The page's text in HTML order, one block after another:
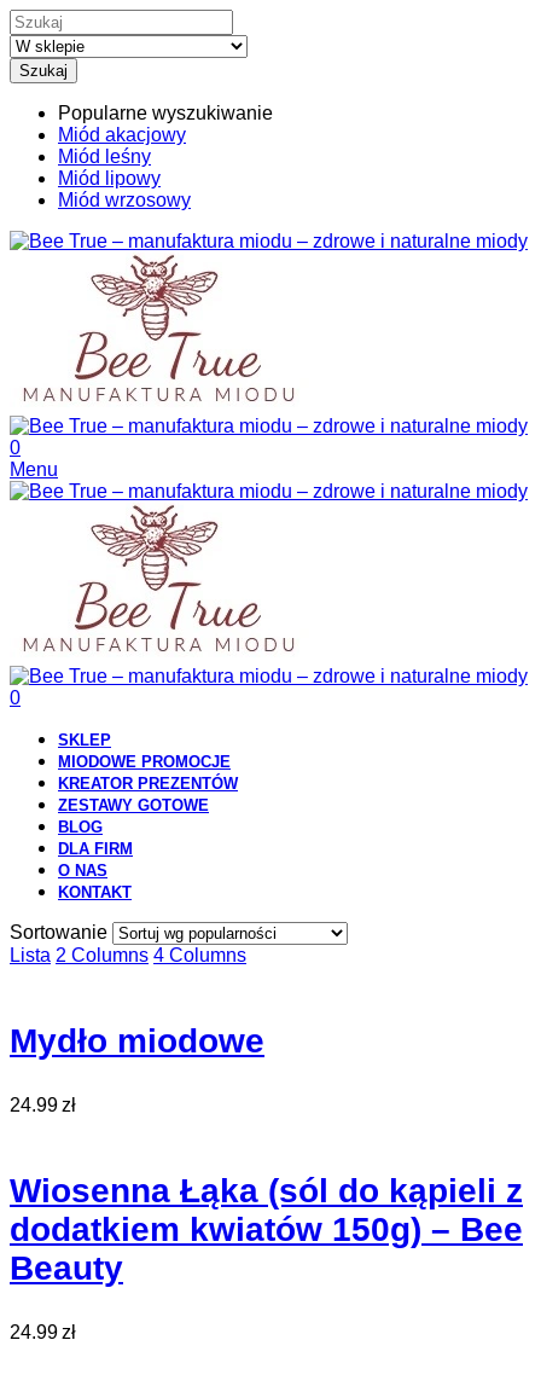
Szukaj
Popularne wyszukiwanie
Miód akacjowy
Miód leśny
Miód lipowy
Miód wrzosowy
0
Menu
0
SKLEP
MIODOWE PROMOCJE
KREATOR PREZENTÓW
ZESTAWY GOTOWE
BLOG
DLA FIRM
O NAS
KONTAKT
Sortowanie
Lista 2 Columns 4 Columns
Mydło miodowe
24.99zł
Wiosenna Łąka (sól do kąpieli z
dodatkiem kwiatów 150g) – Bee
Beauty
24.99zł